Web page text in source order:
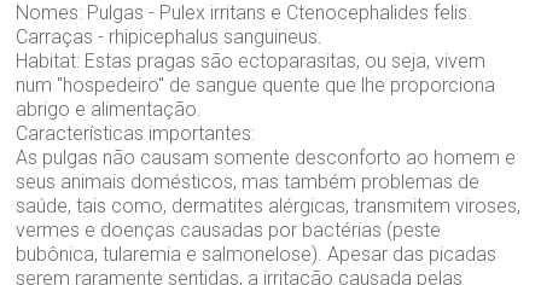
Nomes: Pulgas - Pulex irritans e Ctenocephalides felis.
Carraças - rhipicephalus sanguineus.
Habitat: Estas pragas são ectoparasitas, ou seja, vivem
num "hospedeiro" de sangue quente que lhe proporciona
abrigo e alimentação.
Características importantes:
As pulgas não causam somente desconforto ao homem e
seus animais domésticos, mas também problemas de
saúde, tais como, dermatites alérgicas, transmitem viroses,
vermes e doenças causadas por bactérias (peste
bubônica, tularemia e salmonelose). Apesar das picadas
serem raramente sentidas, a irritação causada pelas